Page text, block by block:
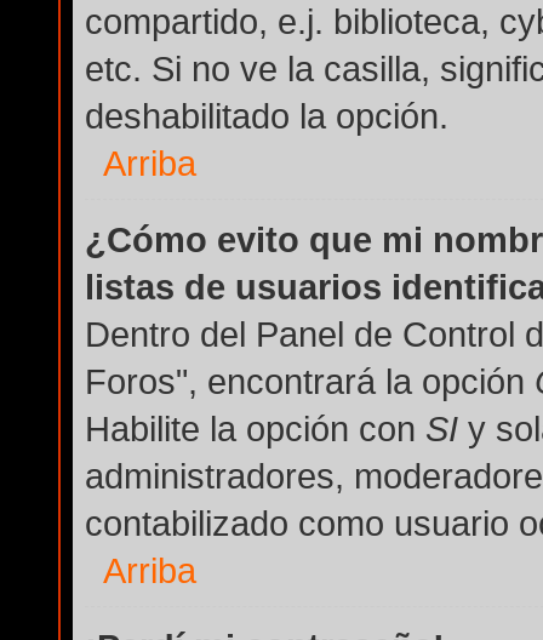
compartido, e.j. biblioteca,
etc. Si no ve la casilla,
deshabilitado la opción.
Arriba
¿Cómo evito que mi
listas de usuarios
Dentro del Panel de Control
Foros", encontrará la opción
Habilite la opción con SI y
administradores,
contabilizado como usuario
Arriba